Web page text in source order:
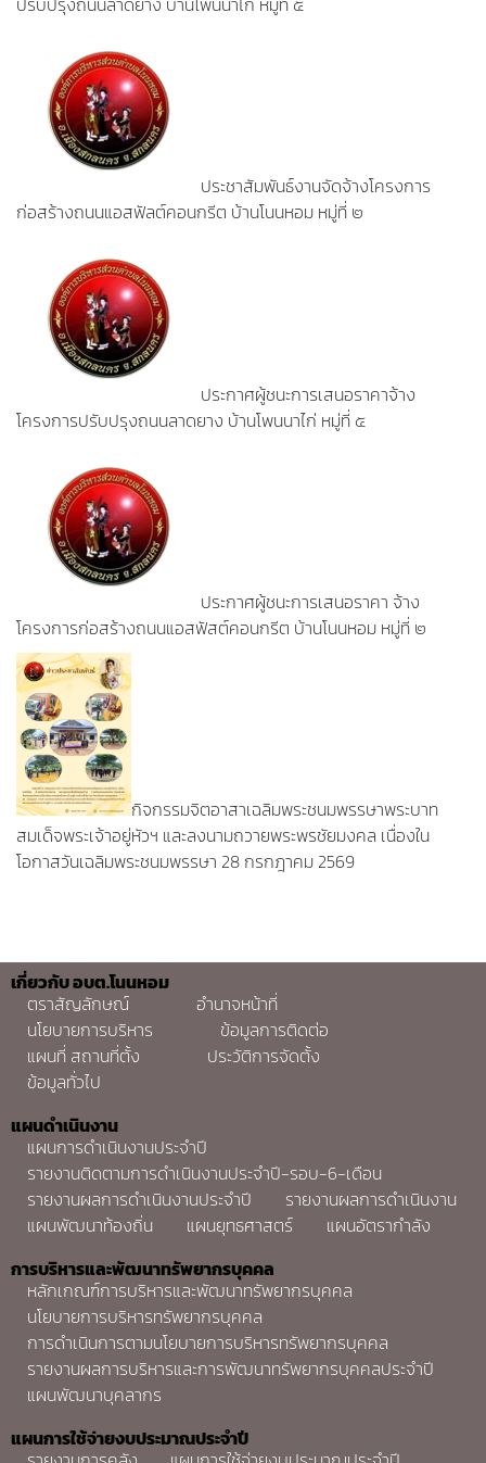
ประชาสัมพันธ์งานจัดจ้างโครงการ
ก่อสร้างถนนแอสฟัลต์คอนกรีต บ้านโนนหอม หมู่ที่ ๒
ประกาศผู้ชนะการเสนอราคาจ้าง
โครงการปรับปรุงถนนลาดยาง บ้านโพนนาไก่ หมู่ที่ ๕
ประกาศผู้ชนะการเสนอราคา จ้าง
โครงการก่อสร้างถนนแอสฟัสต์คอนกรีต บ้านโนนหอม หมู่ที่ ๒
กิจกรรมจิตอาสาเฉลิมพระชนมพรรษาพระบาท
สมเด็จพระเจ้าอยู่หัวฯ และลงนามถวายพระพรชัยมงคล เนื่องใน
โอกาสวันเฉลิมพระชนมพรรษา 28 กรกฎาคม 2569
เกี่ยวกับ อบต.โนนหอม
ตราสัญลักษณ์
อำนาจหน้าที่
นโยบายการบริหาร
ข้อมูลการติดต่อ
แผนที่ สถานที่ตั้ง
ประวัติการจัดตั้ง
ข้อมูลทั่วไป
แผนดำเนินงาน
แผนการดำเนินงานประจำปี
รายงานติดตามการดำเนินงานประจำปี-รอบ-6-เดือน
รายงานผลการดำเนินงานประจำปี
รายงานผลการดำเนินงาน
แผนพัฒนาท้องถิ่น
แผนยุทธศาสตร์
แผนอัตรากำลัง
การบริหารและพัฒนาทรัพยากรบุคคล
หลักเกณฑ์การบริหารและพัฒนาทรัพยากรบุคคล
นโยบายการบริหารทรัพยากรบุคคล
การดำเนินการตามนโยบายการบริหารทรัพยากรบุคคล
รายงานผลการบริหารและการพัฒนาทรัพยากรบุคคลประจำปี
แผนพัฒนาบุคลากร
แผนการใช้จ่ายงบประมาณประจำปี